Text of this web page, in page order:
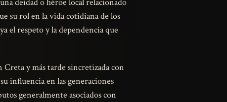
su rol en la vida cotidiana de los
el respeto y la dependencia que
y más tarde sincretizada con
influencia en las generaciones
generalmente asociados con